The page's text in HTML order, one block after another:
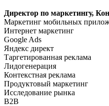
Директор по маркетингу,
Маркетинг мобильных
Интернет маркетинг
Google Ads
Яндекс директ
Таргетированная реклама
Лидогенерация
Контекстная реклама
Продуктовый маркетинг
Исследование рынка
B2B